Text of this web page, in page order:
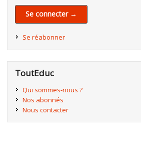
Se connecter →
Se réabonner
ToutEduc
Qui sommes-nous ?
Nos abonnés
Nous contacter